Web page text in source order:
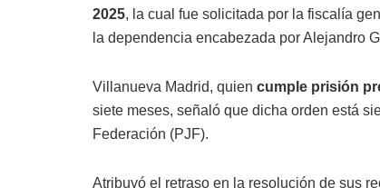
2025, la cual fue solicitada por la fiscalía
la dependencia encabezada por Alejandro
Villanueva Madrid, quien cumple prisión
siete meses, señaló que dicha orden está
Federación (PJF).
Atribuyó el retraso en la resolución de sus